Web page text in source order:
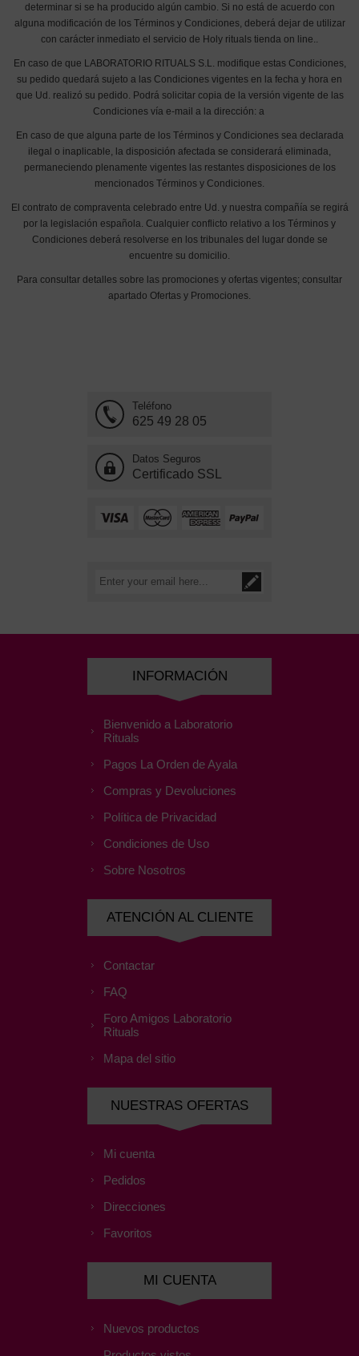
determinar si se ha producido algún cambio. Si no está de acuerdo con
alguna modificación de los Términos y Condiciones, deberá dejar de utilizar
con carácter inmediato el servicio de Holy rituals tienda on line..
En caso de que LABORATORIO RITUALS S.L. modifique estas Condiciones,
su pedido quedará sujeto a las Condiciones vigentes en la fecha y hora en
que Ud. realizó su pedido. Podrá solicitar copia de la versión vigente de las
Condiciones vía e-mail a la dirección: a
En caso de que alguna parte de los Términos y Condiciones sea declarada
ilegal o inaplicable, la disposición afectada se considerará eliminada,
permaneciendo plenamente vigentes las restantes disposiciones de los
mencionados Términos y Condiciones.
El contrato de compraventa celebrado entre Ud. y nuestra compañía se regirá
por la legislación española. Cualquier conflicto relativo a los Términos y
Condiciones deberá resolverse en los tribunales del lugar donde se
encuentre su domicilio.
Para consultar detalles sobre las promociones y ofertas vigentes; consultar
apartado Ofertas y Promociones.
Teléfono
625 49 28 05
Datos Seguros
Certificado SSL
INFORMACIÓN
Bienvenido a Laboratorio
Rituals
Pagos La Orden de Ayala
Compras y Devoluciones
Política de Privacidad
Condiciones de Uso
Sobre Nosotros
ATENCIÓN AL CLIENTE
Contactar
FAQ
Foro Amigos Laboratorio
Rituals
Mapa del sitio
NUESTRAS OFERTAS
Mi cuenta
Pedidos
Direcciones
Favoritos
MI CUENTA
Nuevos productos